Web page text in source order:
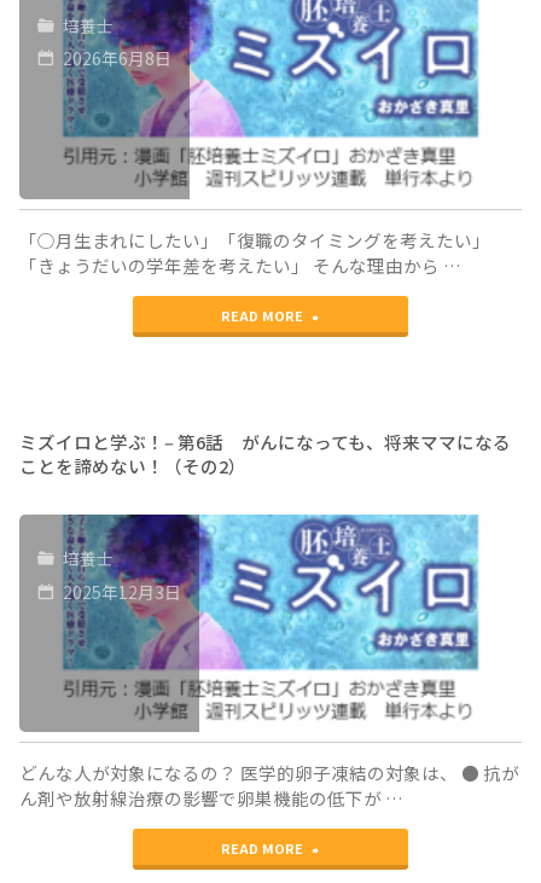
ぶ！
体
外
受
精
を
お
休
た
期
に
自
然
妊
娠！
の
な
ぜ？
培養士
2026年6月8日
「○月生まれにしたい」「復職のタイミングを考えたい」
「きょうだいの学年差を考えたい」 そんな理由から …
READ MORE
"ミ
ロ
学
ぶ！
体
外
受
精
を
お
休
ミズイロと学ぶ！‒ 第6話 がんになっても、将来ママになる
ことを諦めない！（その2）
培養士
2025年12月3日
どんな人が対象になるの？ 医学的卵子凍結の対象は、 ● 抗が
ん剤や放射線治療の影響で卵巣機能の低下が …
READ MORE
"ミ